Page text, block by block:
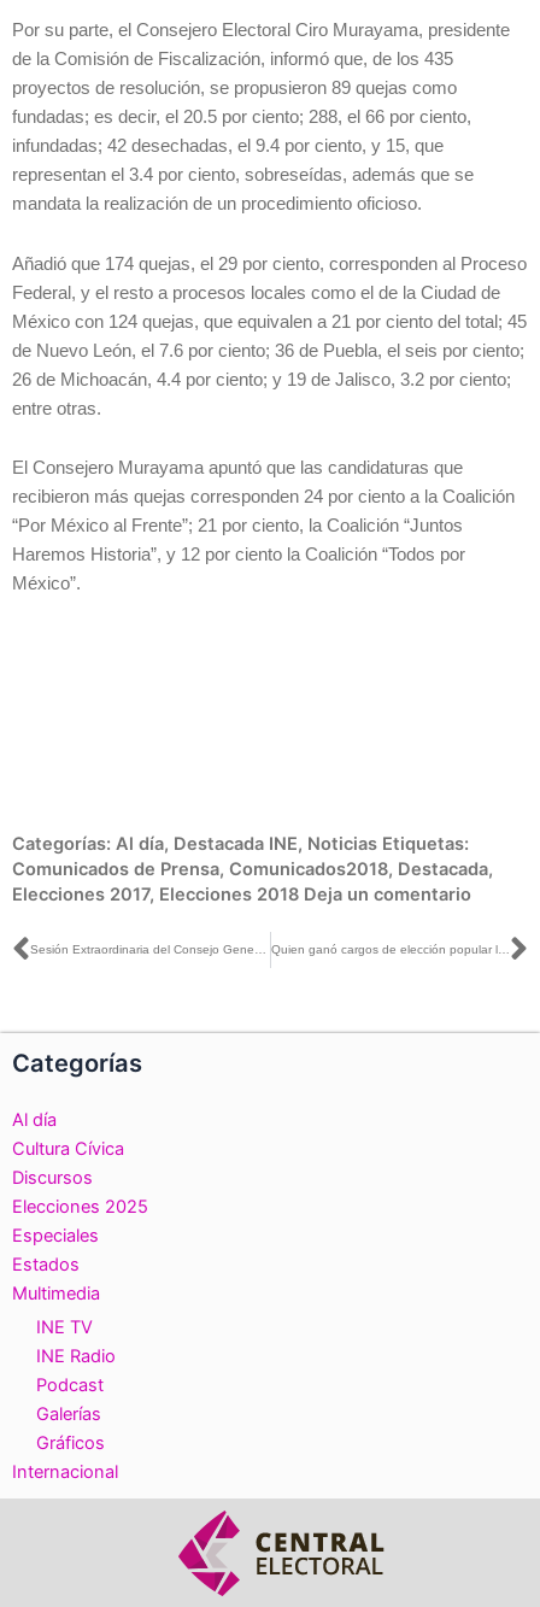
Por su parte, el Consejero Electoral Ciro Murayama, presidente
de la Comisión de Fiscalización, informó que, de los 435
proyectos de resolución, se propusieron 89 quejas como
fundadas; es decir, el 20.5 por ciento; 288, el 66 por ciento,
infundadas; 42 desechadas, el 9.4 por ciento, y 15, que
representan el 3.4 por ciento, sobreseídas, además que se
mandata la realización de un procedimiento oficioso.
Añadió que 174 quejas, el 29 por ciento, corresponden al Proceso
Federal, y el resto a procesos locales como el de la Ciudad de
México con 124 quejas, que equivalen a 21 por ciento del total; 45
de Nuevo León, el 7.6 por ciento; 36 de Puebla, el seis por ciento;
26 de Michoacán, 4.4 por ciento; y 19 de Jalisco, 3.2 por ciento;
entre otras.
El Consejero Murayama apuntó que las candidaturas que
recibieron más quejas corresponden 24 por ciento a la Coalición
“Por México al Frente”; 21 por ciento, la Coalición “Juntos
Haremos Historia”, y 12 por ciento la Coalición “Todos por
México”.
Categorías: Al día, Destacada INE, Noticias Etiquetas:
Comunicados de Prensa, Comunicados2018, Destacada,
Elecciones 2017, Elecciones 2018 Deja un comentario
Ant Sesión Extraordinaria del Consejo General, realizada el día 6 de agosto de 2018 Quien ganó cargos de elección popular lo hizo por la fuerza del voto, no por la influencia del dinero: Ciro Murayama
Categorías
Al día
Cultura Cívica
Discursos
Elecciones 2025
Especiales
Estados
Multimedia
INE TV
INE Radio
Podcast
Galerías
Gráficos
Internacional